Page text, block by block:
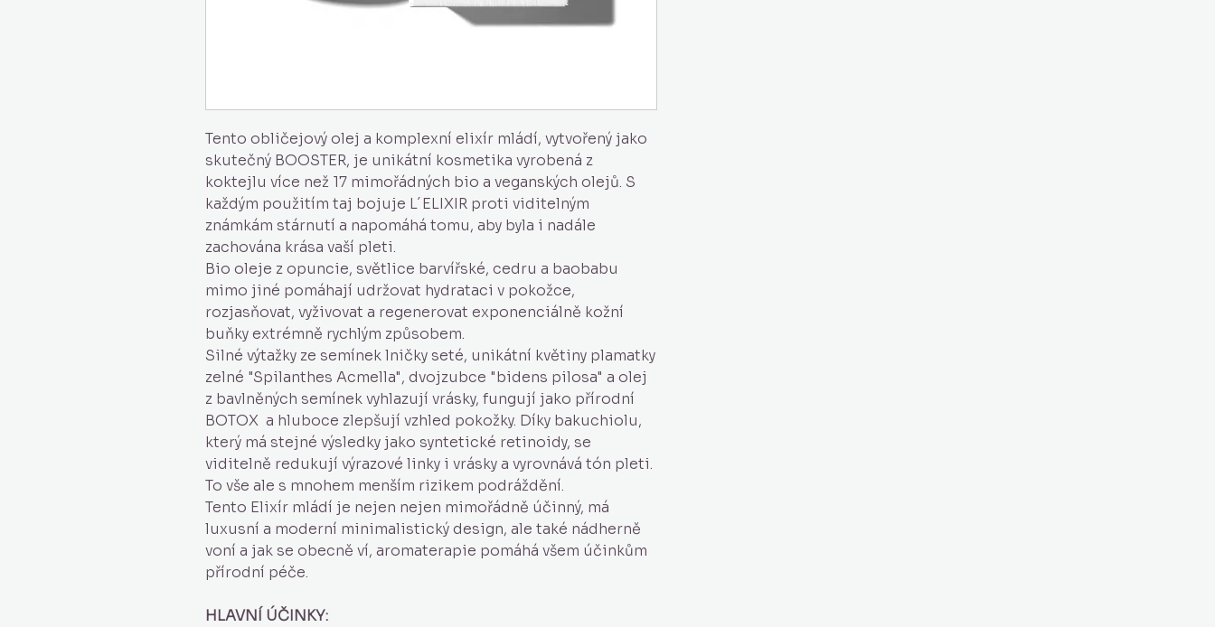
Tento obličejový olej a komplexní elixír mládí, vytvořený jako
skutečný BOOSTER, je unikátní kosmetika vyrobená z
koktejlu více než 17 mimořádných bio a veganských olejů. S
každým použitím taj bojuje L´ELIXIR proti viditelným
známkám stárnutí a napomáhá tomu, aby byla i nadále
zachována krása vaší pleti.
Bio oleje z opuncie, světlice barvířské, cedru a baobabu
mimo jiné pomáhají udržovat hydrataci v pokožce,
rozjasňovat, vyživovat a regenerovat exponenciálně kožní
buňky extrémně rychlým způsobem.
Silné výtažky ze semínek lničky seté, unikátní květiny plamatky
zelné "Spilanthes Acmella", dvojzubce "bidens pilosa" a olej
z bavlněných semínek vyhlazují vrásky, fungují jako přírodní
BOTOX a hluboce zlepšují vzhled pokožky. Díky bakuchiolu,
který má stejné výsledky jako syntetické retinoidy, se
viditelně redukují výrazové linky i vrásky a vyrovnává tón pleti.
To vše ale s mnohem menším rizikem podráždění.
Tento Elixír mládí je nejen nejen mimořádně účinný, má
luxusní a moderní minimalistický design, ale také nádherně
voní a jak se obecně ví, aromaterapie pomáhá všem účinkům
přírodní péče.
HLAVNÍ ÚČINKY: